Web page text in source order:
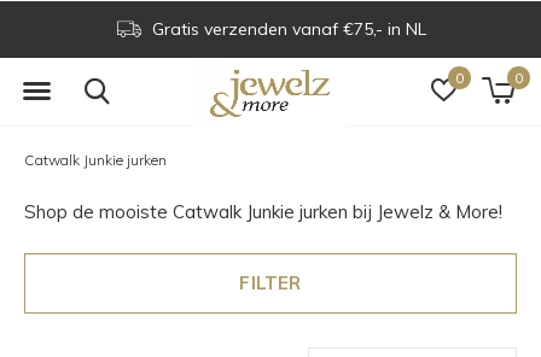
0 0
Gratis verzenden vanaf €75,- in NL
Catwalk Junkie jurken
Shop de mooiste Catwalk Junkie jurken bij Jewelz & More!
FILTER